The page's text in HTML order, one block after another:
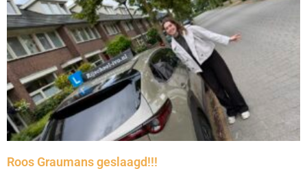
Roos Graumans geslaagd!!!